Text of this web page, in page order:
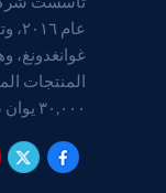
المنتجات
موافقة